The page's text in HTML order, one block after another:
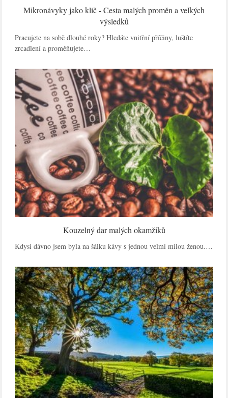
Mikronávyky jako klíč - Cesta malých proměn a velkých
výsledků
Pracujete na sobě dlouhé roky? Hledáte vnitřní příčiny, luštíte
zrcadlení a proměňujete…
Kouzelný dar malých okamžiků
Kdysi dávno jsem byla na šálku kávy s jednou velmi milou ženou.…